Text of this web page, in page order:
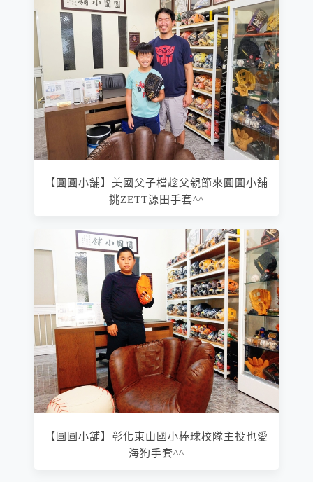
【圓圓小舖】美國父子檔趁父親節來圓圓小舖
挑ZETT源田手套^^
【圓圓小舖】彰化東山國小棒球校隊主投也愛
海狗手套^^